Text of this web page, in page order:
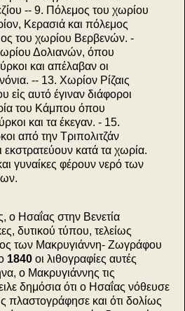
-- 9. Πόλεμος του χωρίου
Κερασιά και πόλεμος
του χωρίου Βερβενών. -
Δολιανών, όπου
και απέλαβαν οι
-- 13. Χωρίον Ρίζαις
εἰς αυτό έγιναν διάφοροι
του Κάμπου όπου
και τα έκεγαν. - 15.
από την Τριπολιτζάν
εκστρατεύουν κατά τα χωρία.
γυναίκες φέρουν νερό των
ο Ησαΐας στην Βενετία
δυτικού τύπου, τελείως
των Μακρυγιάννη- Ζωγράφου
1840 οι λιθογραφίες αυτές
ο Μακρυγιάννης τις
δημόσια ότι ο Ησαΐας νόθευσε
πλαστογράφησε και ότι δολίως